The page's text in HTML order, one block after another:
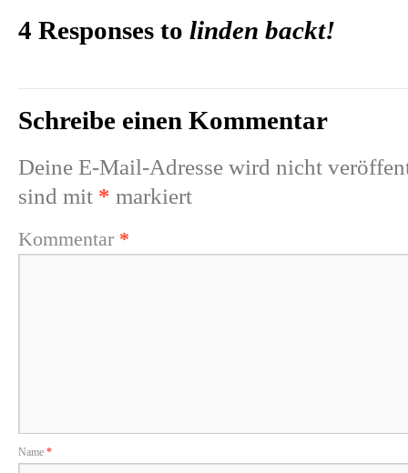
4 Responses to linden backt!
Schreibe einen Kommentar
Deine E-Mail-Adresse wird nicht
sind mit * markiert
Kommentar *
Name *